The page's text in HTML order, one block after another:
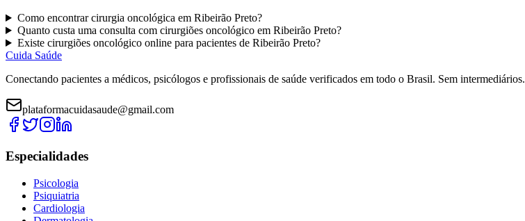
Como encontrarcirurgia oncológica em Ribeirão Preto?
Quanto custa uma consulta com cirurgiões oncológicoem Ribeirão Preto?
Existe cirurgiões oncológicoonline para pacientes de Ribeirão Preto?
Cuida Saúde
Conectando pacientes a médicos, psicólogos e profissionais de saúde verificados em todo o Brasil. Sem intermediários.
plataformacuidasaude@gmail.com
Especialidades
Psicologia
Psiquiatria
Cardiologia